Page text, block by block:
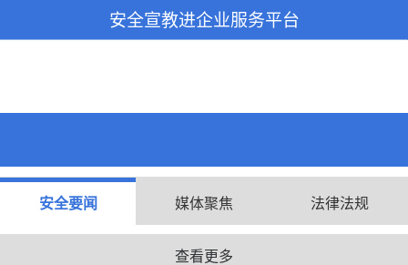
安全宣教进企业服务平台
安全要闻 媒体聚焦 法律法规
查看更多